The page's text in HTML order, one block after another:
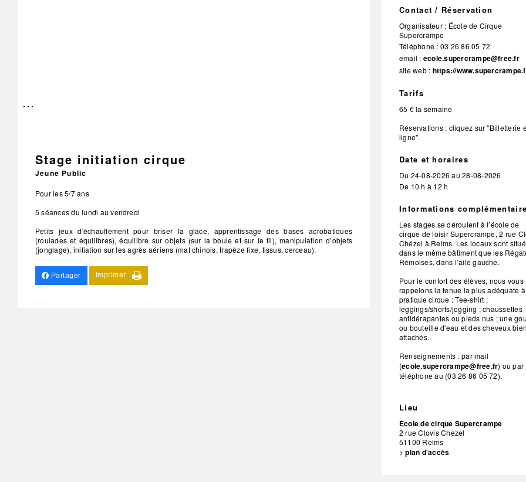
Stage initiation cirque
Jeune Public
Pour les 5/7 ans
5 séances du lundi au vendredi
Petits jeux d'échauffement pour briser la glace, apprentissage des bases acrobatiques
(roulades et équilibres), équilibre sur objets (sur la boule et sur le fil), manipulation d’objets
(jonglage), initiation sur les agrès aériens (mat chinois, trapèze fixe, tissus, cerceau).
Partager Imprimer
Contact / Réservation
Organisateur : École de Cirque
Supercrampe
Téléphone : 03 26 86 05 72
email : ecole.supercrampe@free.fr
site web : https://
Tarifs
65 € la semaine
Réservations : cliquez sur "Billetterie
ligne".
Date et horaires
Du 24-08-2026 au28-08-2026
De 10 h à 12 h
Informations
Les stages se déroulent à l’école de
cirque de loisir Supercrampe, 2 rue
Chézel à Reims. Les locaux sont
dans le même bâtiment que les
Rémoises, dans l’aile gauche.
Pour le confort des élèves, nous vous
rappelons la tenue la plus adéquate
pratique cirque : Tee-shirt ;
leggings/shorts/jogging ; chaussettes
antidérapantes ou pieds nus ; une
ou bouteille d'eau et des cheveux bien
attachés.
Renseignements : par mail
(ecole.supercrampe@free.fr) ou par
téléphone au (03 26 86 05 72).
Lieu
Ecole de cirque Supercrampe
2 rue Clovis Chezel
51100 Reims
>plan d'accès